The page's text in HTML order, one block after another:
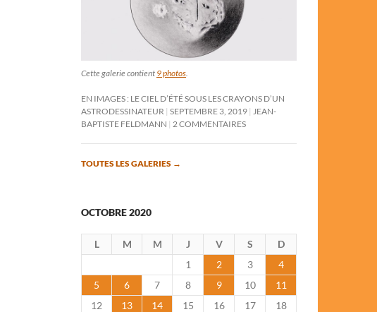
Cette galerie contient 9 photos
EN IMAGES : LE CIEL D’ÉTÉ SOUS LES CRAYONS D’UN
ASTRODESSINATEUR SEPTEMBRE 3, 2019
JEAN-
BAPTISTE FELDMANN
2 COMMENTAIRES
TOUTES LES GALERIES →
OCTOBRE 2020
L M M J V S
D
1
2 3
4
5
6 7 8 9 10
11
12
13 14 15 16 17
18